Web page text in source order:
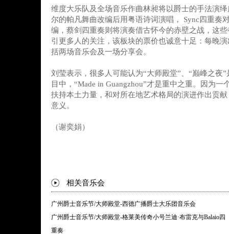
维度大乐队及全场音乐作曲林昶将以爵士的手法演
尔的帕凡舞曲改编后用粤语诗词演唱， Sync四重奏
编，蔡剑四重奏则将演奏借古怀今的赤壁之战，这
引更多人的关注，该板块的票价也诚意十足：每晚
括两场音乐会及一场分享会。
刘莹表示，很多人可能认为“大师殿堂”、“巅峰之夜
目中，“Made in Guangzhou”才是重中之重。因为一
扶持本土力量，和对所在地艺术格局的演进作出贡
意义。
（谢奕娟）
相关音乐会
广州爵士音乐节/大师殿堂-西德广播爵士大乐团音乐会
广州爵士音乐节/大师殿堂-格莱美传奇小号兰迪·布雷克与Balaio四
重奏